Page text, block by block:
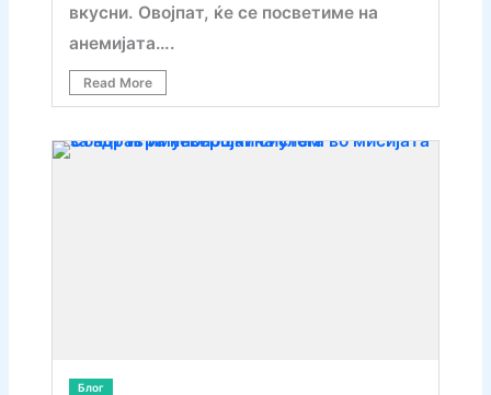
вкусни. Овојпат, ќе се посветиме на
анемијата….
Read More
Блог